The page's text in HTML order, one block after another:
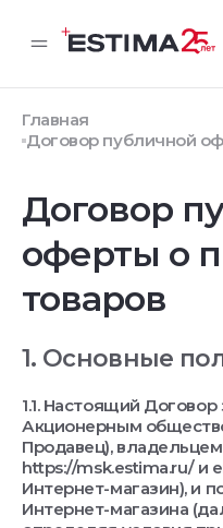
Главная
Договор публичной
Договор
оферты о
товаров
1. Основные
1.1. Настоящий
Акционерным
Продавец),
https://msk.estima.ru/ и
Интернет-магазин), и
Интернет-магазина